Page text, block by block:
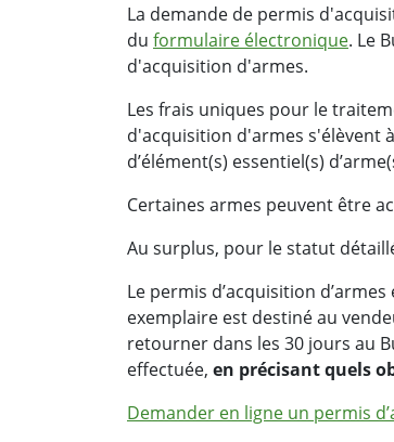
La demande de permis
du formulaire électronique. Le
d'acquisition d'armes.
Les frais uniques pour le
d'acquisition d'armes s'élèvent à
d’élément(s) essentiel(s)
Certaines armes peuvent être
Au surplus, pour le statut
Le permis d’acquisition
exemplaire est destiné au
retourner dans les 30 jours au
effectuée, en précisant quels
Demander en ligne un permis